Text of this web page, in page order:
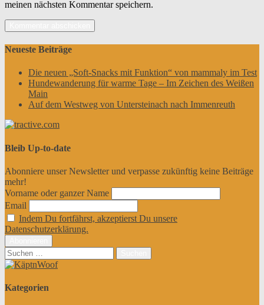
meinen nächsten Kommentar speichern.
Neueste Beiträge
Die neuen „Soft-Snacks mit Funktion“ von mammaly im Test
Hundewanderung für warme Tage – Im Zeichen des Weißen
Main
Auf dem Westweg von Untersteinach nach Immenreuth
Bleib Up-to-date
Abonniere unser Newsletter und verpasse zukünftig keine Beiträge
mehr!
Vorname oder ganzer Name
Email
Indem Du fortfährst, akzeptierst Du unsere
Datenschutzerklärung.
Suchen
nach:
Kategorien